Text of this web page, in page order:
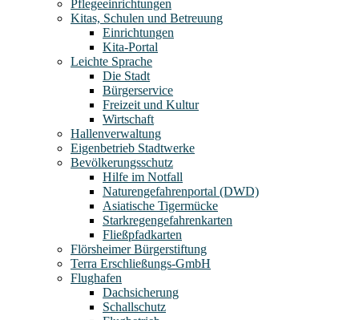
Pflegeeinrichtungen
Kitas, Schulen und Betreuung
Einrichtungen
Kita-Portal
Leichte Sprache
Die Stadt
Bürgerservice
Freizeit und Kultur
Wirtschaft
Hallenverwaltung
Eigenbetrieb Stadtwerke
Bevölkerungsschutz
Hilfe im Notfall
Naturengefahrenportal (DWD)
Asiatische Tigermücke
Starkregengefahrenkarten
Fließpfadkarten
Flörsheimer Bürgerstiftung
Terra Erschließungs-GmbH
Flughafen
Dachsicherung
Schallschutz